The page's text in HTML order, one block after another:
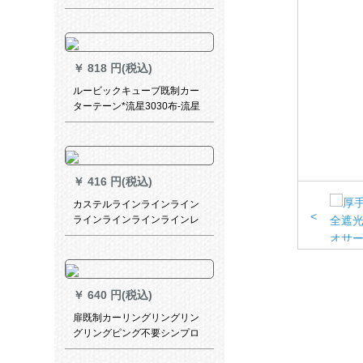
を貼るタイプロです。
￥ 818 円(税込)
ルービックキューブ既制カー
ターテーン*流星3030布-流星
(灰色)1メトルオーダ·カーン価
￥ 416 円(税込)
カステルラインラインライン
ラインラインラインラインレ
アル家厚手アルミンモノレン
ラインラインラインラインラ
インラインラインラインライ
ンラインラインアップアップ
アップしますか？
￥ 640 円(税込)
扉既制カーリングリングリン
グリングピング不要シンプロ
モ厚くて手オーダカーターテ
<